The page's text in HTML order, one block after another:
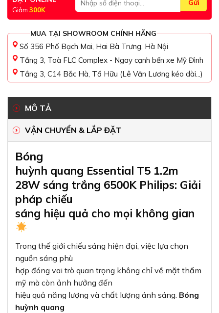
Giảm 300K
MUA TẠI SHOWROOM CHÍNH HÃNG
Số 356 Phố Bạch Mai, Hai Bà Trưng, Hà Nội
Tầng 3, Toà FLC Complex - Ngay cạnh bến xe Mỹ Đình
Tầng 3, C14 Bắc Hà, Tố Hữu (Lê Văn Lương kéo dài...)
MÔ TẢ
VẬN CHUYỂN & LẮP ĐẶT
Bóng
huỳnh quang Essential T5 1.2m
28W sáng trắng 6500K Philips: Giải
pháp chiếu
sáng hiệu quả cho mọi không gian
Trong thế giới chiếu sáng hiện đại, việc lựa chọn
nguồn sáng phù
hợp đóng vai trò quan trọng không chỉ về mặt thẩm
mỹ mà còn ảnh hưởng đến
hiệu quả năng lượng và chất lượng ánh sáng. Bóng
huỳnh quang